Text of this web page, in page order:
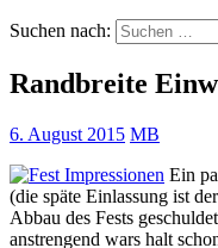
Suchen nach:
Randbreite
6. August 2015 MB
Ein
(die späte Einlassung ist
Abbau des Fests
anstrengend wars halt